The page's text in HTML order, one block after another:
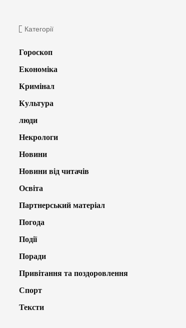
Категорії
Гороскоп
Економіка
Кримінал
Культура
люди
Некрологи
Новини
Новини від читачів
Освіта
Партнерський матеріал
Погода
Події
Поради
Привітання та поздоровлення
Спорт
Тексти